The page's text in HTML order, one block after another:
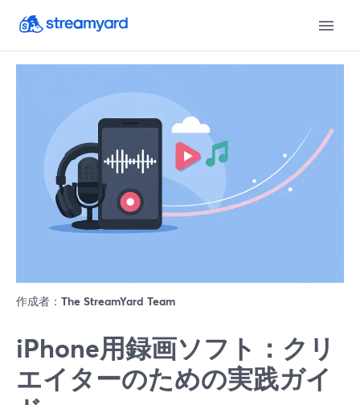
作成者： The StreamYard Team
iPhone用録画ソフト：クリ
エイターのための実践ガイ